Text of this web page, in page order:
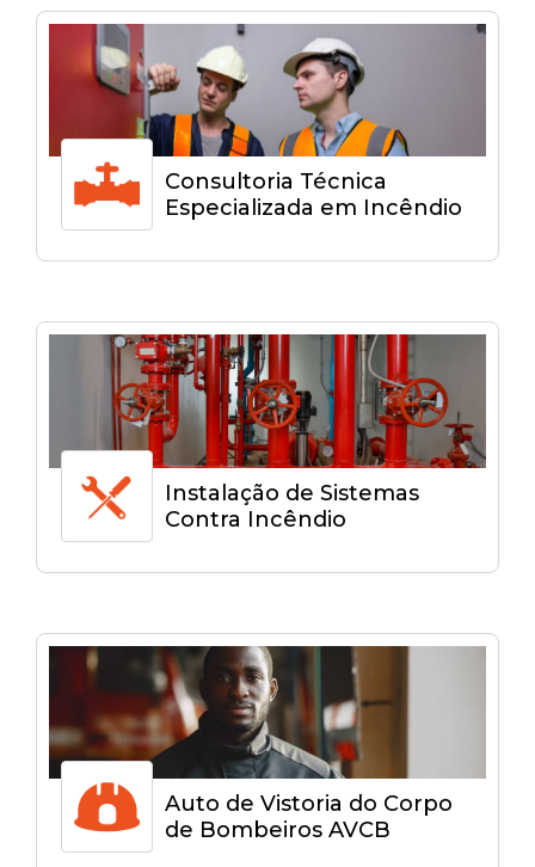
Consultoria Técnica
Especializada em Incêndio
Instalação de Sistemas
Contra Incêndio
Auto de Vistoria do Corpo
de Bombeiros AVCB